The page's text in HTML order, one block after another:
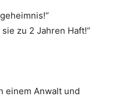
zu 2 Jahren Haft!“
einem Anwalt und